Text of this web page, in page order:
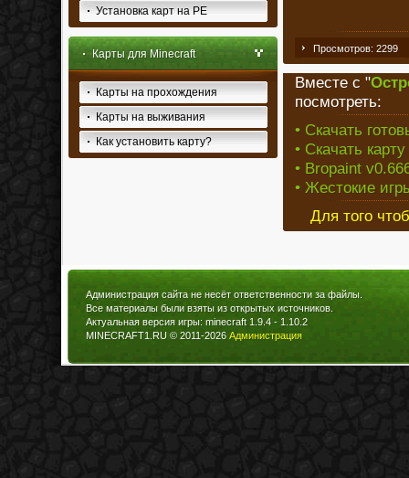
Установка карт на PE
Карты для Minecraft
Карты на прохождения
Карты на выживания
Как установить карту?
Просмотров: 2299
Вместе с "
посмотреть:
• Скачать
• Скачать
• Bropaint
• Жестокие
Для того
Администрация сайта не несёт ответственности за файлы.
Все материалы были взяты из открытых источников.
Актуальная версия игры: minecraft 1.9.4 - 1.10.2
MINECRAFT1.RU © 2011-2026 Администрация